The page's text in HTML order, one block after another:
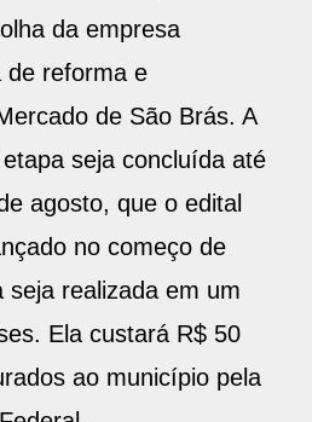
abertura do processo
da empresa
de reforma e
de São Brás. A
seja concluída até
agosto, que o edital
no começo de
seja realizada em um
Ela custará R$ 50
ao município pela